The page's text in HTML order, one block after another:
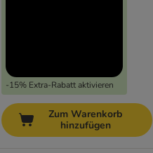
-15% Extra-Rabatt aktivieren
Zum Warenkorb
hinzufügen